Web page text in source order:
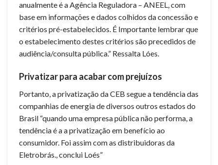
anualmente é a Agência Reguladora – ANEEL, com
base em informações e dados colhidos da concessão e
critérios pré-estabelecidos. É Importante lembrar que
o estabelecimento destes critérios são precedidos de
audiência/consulta pública.” Ressalta Lóes.
Privatizar para acabar com prejuízos
Portanto, a privatização da CEB segue a tendência das
companhias de energia de diversos outros estados do
Brasil “quando uma empresa pública não performa, a
tendência é a a privatização em benefício ao
consumidor. Foi assim com as distribuidoras da
Eletrobrás., conclui Loés”